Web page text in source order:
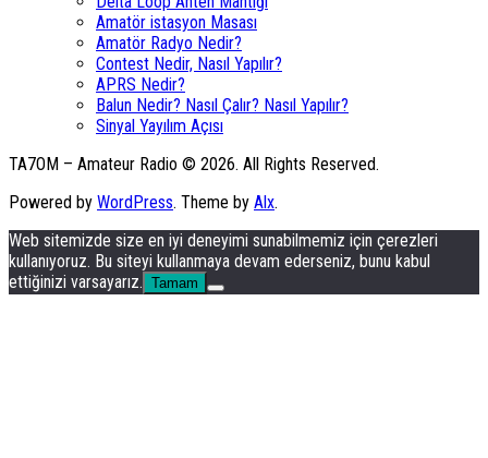
Amatör istasyon Masası
Amatör Radyo Nedir?
Contest Nedir, Nasıl Yapılır?
APRS Nedir?
Balun Nedir? Nasıl Çalır? Nasıl Yapılır?
Sinyal Yayılım Açısı
TA7OM – Amateur Radio © 2026. All Rights Reserved.
Powered by WordPress. Theme by Alx.
Web sitemizde size en iyi deneyimi sunabilmemiz için çerezleri
kullanıyoruz. Bu siteyi kullanmaya devam ederseniz, bunu kabul
ettiğinizi varsayarız. Tamam